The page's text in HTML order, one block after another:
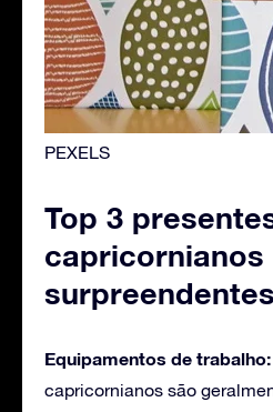
PEXELS
Top 3
capricornianos
surpreendentes
Equipamentos de trabalho:
capricornianos são